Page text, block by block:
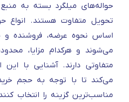
حواله‌های میلگرد بسته به
تحویل متفاوت هستند. انواع
اساس نحوه عرضه، فروشنده و
می‌شوند و هرکدام مزایا،
متفاوتی دارند. آشنایی با این
می‌کند تا با توجه به حجم
مناسب‌ترین گزینه را انتخاب